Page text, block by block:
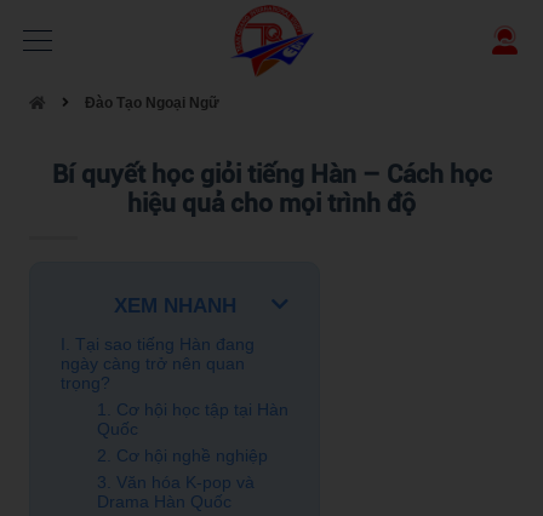
Đào Tạo Ngoại Ngữ
Bí quyết học giỏi tiếng Hàn – Cách học
hiệu quả cho mọi trình độ
XEM NHANH
I. Tại sao tiếng Hàn đang
ngày càng trở nên quan
trọng?
1. Cơ hội học tập tại Hàn
Quốc
2. Cơ hội nghề nghiệp
3. Văn hóa K-pop và
Drama Hàn Quốc